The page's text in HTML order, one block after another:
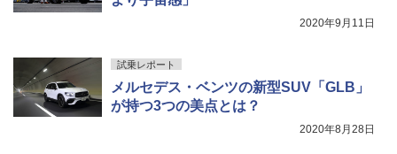
2020年9月11日
試乗レポート
メルセデス・ベンツの新型SUV「GLB」
が持つ3つの美点とは？
2020年8月28日